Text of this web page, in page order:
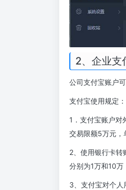
2、企业支
公司支付宝账户可
支付宝使用规定：
1．支付宝账户对
交易限额5万元，
2、使用银行卡转
分别为1万和10万
3、支付宝对个人